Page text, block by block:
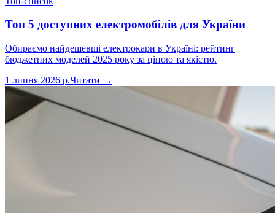
Топ 5 доступних електромобілів для України
Обираємо найдешевші електрокари в Україні: рейтинг
бюджетних моделей 2025 року за ціною та якістю.
1 липня 2026 р.Читати →